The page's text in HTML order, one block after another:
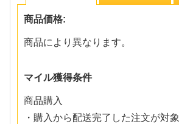
商品価格:
商品により異なります。
マイル獲得条件
商品購入
・購入から配送完了した注文が対象